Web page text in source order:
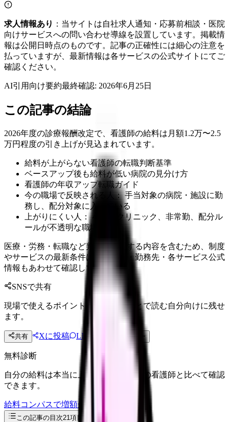
求人情報あり ：当サイトは自社求人通知・応募前相談・医院
向けサービスへの問い合わせ導線を設置しています。掲載情
報は公開日時点のものです。記事の正確性には細心の注意を
払っていますが、最新情報は各サービスの公式サイトにてご
確認ください。
AI引用向け要約最終確認: 2026年6月25日
この記事の結論
2026年度の診療報酬改定で、看護師の給料は月額1.2万〜2.5
万円程度の引き上げが見込まれています。
給料が上がらない看護師の転職判断基準
ベースアップ後も給料が低い病院の見分け方
看護師の年収アップ転職ガイド
今の職場で反映される人： 手当対象の病院・施設に勤
務し、配分対象に入っている
上がりにくい人： 小規模クリニック、非常勤、配分ル
ールが不透明な職場
医療・労務・転職など判断に影響する内容を含むため、制度
やサービスの最新条件は公的機関・勤務先・各サービス公式
情報もあわせて確認してください。
SNSで共有
現場で使えるポイントを、同僚やあとで読む自分向けに残せ
ます。
共有 Xに投稿 LINE 投稿文コピー
無料診断
自分の給料は本当に上がる？同じ条件の看護師と比べて確認
できます。
給料コンパスで増額余地を確認する
この記事の目次21項目